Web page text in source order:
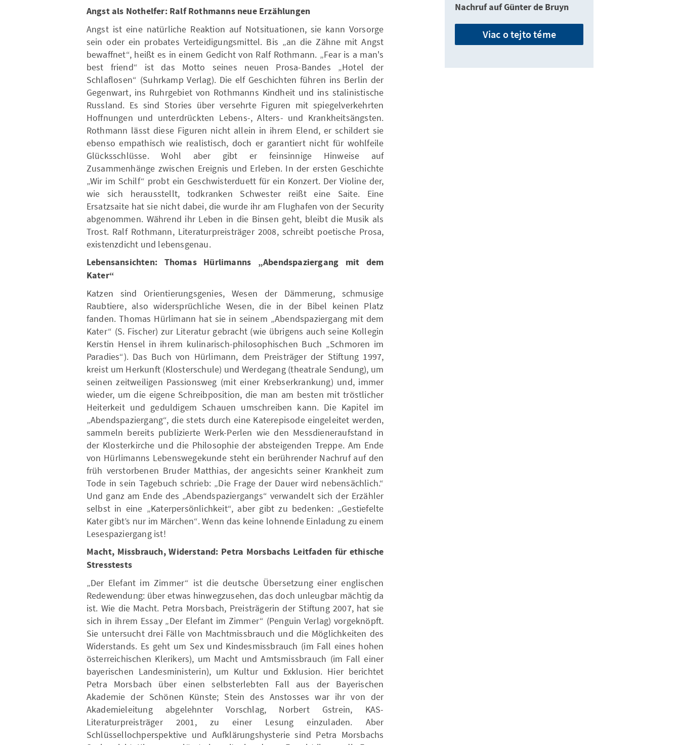
Angst als Nothelfer: Ralf Rothmanns neue Erzählungen
Angst ist eine natürliche Reaktion auf Notsituationen, sie kann Vorsorge
sein oder ein probates Verteidigungsmittel. Bis „an die Zähne mit Angst
bewaffnet“, heißt es in einem Gedicht von Ralf Rothmann. „Fear is a man's
best friend“ ist das Motto seines neuen Prosa-Bandes „Hotel der
Schlaflosen“ (Suhrkamp Verlag). Die elf Geschichten führen ins Berlin der
Gegenwart, ins Ruhrgebiet von Rothmanns Kindheit und ins stalinistische
Russland. Es sind Stories über versehrte Figuren mit spiegelverkehrten
Hoffnungen und unterdrückten Lebens-, Alters- und Krankheitsängsten.
Rothmann lässt diese Figuren nicht allein in ihrem Elend, er schildert sie
ebenso empathisch wie realistisch, doch er garantiert nicht für wohlfeile
Glücksschlüsse. Wohl aber gibt er feinsinnige Hinweise auf
Zusammenhänge zwischen Ereignis und Erleben. In der ersten Geschichte
„Wir im Schilf“ probt ein Geschwisterduett für ein Konzert. Der Violine der,
wie sich herausstellt, todkranken Schwester reißt eine Saite. Eine
Ersatzsaite hat sie nicht dabei, die wurde ihr am Flughafen von der Security
abgenommen. Während ihr Leben in die Binsen geht, bleibt die Musik als
Trost. Ralf Rothmann, Literaturpreisträger 2008, schreibt poetische Prosa,
existenzdicht und lebensgenau.
Lebensansichten: Thomas Hürlimanns „Abendspaziergang mit dem
Kater“
Katzen sind Orientierungsgenies, Wesen der Dämmerung, schmusige
Raubtiere, also widersprüchliche Wesen, die in der Bibel keinen Platz
fanden. Thomas Hürlimann hat sie in seinem „Abendspaziergang mit dem
Kater“ (S. Fischer) zur Literatur gebracht (wie übrigens auch seine Kollegin
Kerstin Hensel in ihrem kulinarisch-philosophischen Buch „Schmoren im
Paradies“). Das Buch von Hürlimann, dem Preisträger der Stiftung 1997,
kreist um Herkunft (Klosterschule) und Werdegang (theatrale Sendung), um
seinen zeitweiligen Passionsweg (mit einer Krebserkrankung) und, immer
wieder, um die eigene Schreibposition, die man am besten mit tröstlicher
Heiterkeit und geduldigem Schauen umschreiben kann. Die Kapitel im
„Abendspaziergang“, die stets durch eine Katerepisode eingeleitet werden,
sammeln bereits publizierte Werk-Perlen wie den Messdieneraufstand in
der Klosterkirche und die Philosophie der absteigenden Treppe. Am Ende
von Hürlimanns Lebenswegekunde steht ein berührender Nachruf auf den
früh verstorbenen Bruder Matthias, der angesichts seiner Krankheit zum
Tode in sein Tagebuch schrieb: „Die Frage der Dauer wird nebensächlich.“
Und ganz am Ende des „Abendspaziergangs“ verwandelt sich der Erzähler
selbst in eine „Katerpersönlichkeit“, aber gibt zu bedenken: „Gestiefelte
Kater gibt’s nur im Märchen“. Wenn das keine lohnende Einladung zu einem
Lesespaziergang ist!
Macht, Missbrauch, Widerstand: Petra Morsbachs Leitfaden für ethische
Stresstests
„Der Elefant im Zimmer“ ist die deutsche Übersetzung einer englischen
Redewendung: über etwas hinwegzusehen, das doch unleugbar mächtig da
ist. Wie die Macht. Petra Morsbach, Preisträgerin der Stiftung 2007, hat sie
sich in ihrem Essay „Der Elefant im Zimmer“ (Penguin Verlag) vorgeknöpft.
Sie untersucht drei Fälle von Machtmissbrauch und die Möglichkeiten des
Widerstands. Es geht um Sex und Kindesmissbrauch (im Fall eines hohen
österreichischen Klerikers), um Macht und Amtsmissbrauch (im Fall einer
bayerischen Landesministerin), um Kultur und Exklusion. Hier berichtet
Petra Morsbach über einen selbsterlebten Fall aus der Bayerischen
Akademie der Schönen Künste; Stein des Anstosses war ihr von der
Akademieleitung abgelehnter Vorschlag, Norbert Gstrein, KAS-
Literaturpreisträger 2001, zu einer Lesung einzuladen. Aber
Schlüssellochperspektive und Aufklärungshysterie sind Petra Morsbachs
Nachruf auf Günter de Bruyn
Viac o tejto téme